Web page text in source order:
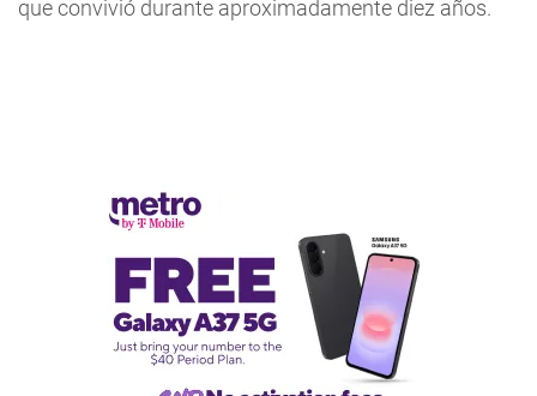
que convivió durante aproximadamente diez años.